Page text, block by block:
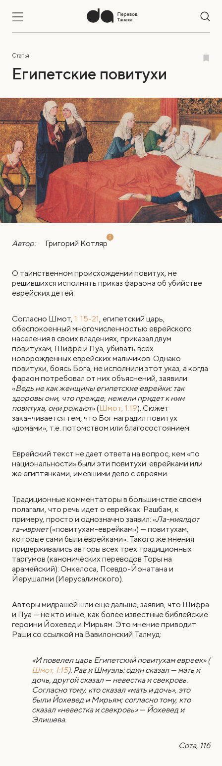
Статья
Египетские повитухи
Автор: Григорий Котляр
О таинственном происхождении повитух, не
решившихся исполнять приказ фараона об убийстве
еврейских детей.
Согласно Шмот, 1: 15-21, египетский царь,
обеспокоенный многочисленностью еврейского
населения в своих владениях, приказал двум
повитухам, Шифре и Пуа, убивать всех
новорожденных еврейских мальчиков. Однако
повитухи, боясь Бога, не исполнили этот указ, а когда
фараон потребовал от них объяснений, заявили:
«Ведь не как женщины египетские еврейки: так
здоровы они, что прежде, нежели придет к ним
повитуха, они рожают» (Шмот, 1:19). Сюжет
заканчивается тем, что Бог наградил повитух
«домами», т.е. потомством или благосостоянием.
Еврейский текст не дает ответа на вопрос, кем «по
национальности» были эти повитухи: еврейками или
же египтянками, имевшими дело с евреями.
Традиционные комментаторы в большинстве своем
полагали, что речь идет о еврейках. Рашбам, к
примеру, просто и однозначно заявил: «Ла-миялдот
га-ивриет(«повитухам-еврейкам») — повитухам,
которые сами были еврейками». Такого же мнения
придерживались авторы всех трех традиционных
таргумов (канонических переводов Торы на
арамейский): Онкелоса, Псевдо-Йонатана и
Йерушалми (Иерусалимского).
Авторы мидрашей шли еще дальше, заявив, что Шифра
и Пуа — не кто иные, как более известные библейские
героини Йохевед и Мирьям. Это мнение приводит
Раши со ссылкой на Вавилонский Талмуд:
«И повелел царь Египетский повитухам евреек» (
Шмот, 1:15). Рав и Шмуэль: один сказал — мать и
дочь, другой сказал — невестка и свекровь.
Согласно тому, кто сказал «мать и дочь», это
были Йохевед и Мирьям; согласно тому, кто
сказал «невестка и свекровь» — Йохевед и
Элишева.
Сота, 11б